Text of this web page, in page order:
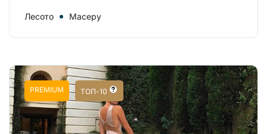
Лесото Масеру
PREMIUM ТОП-10